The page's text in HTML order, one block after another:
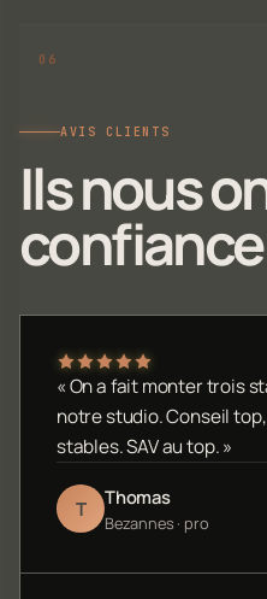
AVIS CLIENTS
Ils nous
confiance
« On a fait monter trois
notre studio. Conseil
stables. SAV au top. »
T Thomas
Bezannes · pro